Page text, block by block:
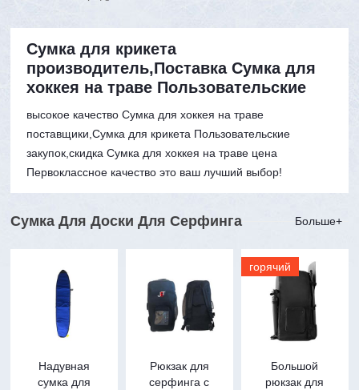
Сумка для крикета
производитель,Поставка Сумка для
хоккея на траве Пользовательские
высокое качество Сумка для хоккея на траве
поставщики,Сумка для крикета Пользовательские
закупок,скидка Сумка для хоккея на траве цена
Первоклассное качество это ваш лучший выбор!
Сумка Для Доски Для Серфинга Больше+
Надувная
сумка для
Рюкзак для
серфинга с
горячий
Большой
рюкзак для